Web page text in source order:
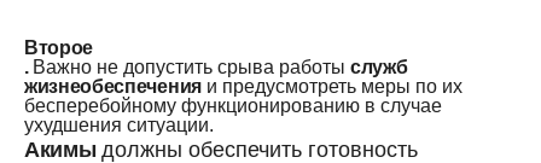
Второе
. Важно не допустить срыва работы служб
жизнеобеспеченияи предусмотреть меры по их
бесперебойному функционированию в случае
ухудшения ситуации.
Акимыдолжны обеспечить готовность